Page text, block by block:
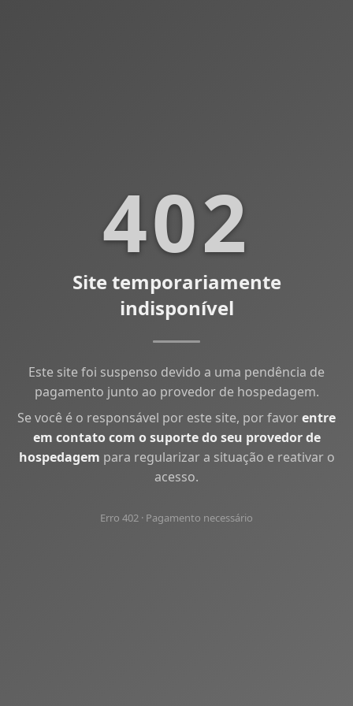
402
Site temporariamente
indisponível
Este site foi suspenso devido a uma pendência de
pagamento junto ao provedor de hospedagem.
Se você é o responsável por este site, por favorentre
em contato com o suporte do seu provedor de
hospedagem para regularizar a situação e reativar o
acesso.
Erro 402 · Pagamento necessário